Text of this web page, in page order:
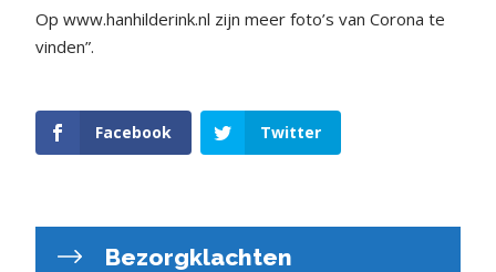
Op www.hanhilderink.nl zijn meer foto’s van Corona te
vinden”.
Facebook Twitter
Bezorgklachten